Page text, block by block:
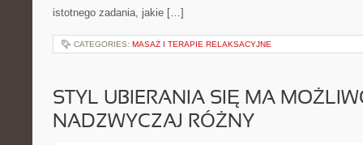
istotnego zadania, jakie […]
CATEGORIES: MASAŻ I TERAPIE RELAKSACYJNE
STYL UBIERANIA SIĘ MA
NADZWYCZAJ RÓŻNY